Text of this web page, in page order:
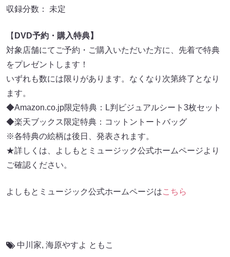
収録分数： 未定
【 DVD予約・購入特典】
対象店舗にてご予約・ご購入いただいた方に、先着で特典
をプレゼントします！
いずれも数には限りがあります。なくなり次第終了となり
ます。
◆Amazon.co.jp限定特典：L判ビジュアルシート3枚セット
◆楽天ブックス限定特典：コットントートバッグ
※各特典の絵柄は後日、発表されます。
★詳しくは、よしもとミュージック公式ホームページより
ご確認ください。
よしもとミュージック公式ホームページはこちら
中川家, 海原やすよ ともこ